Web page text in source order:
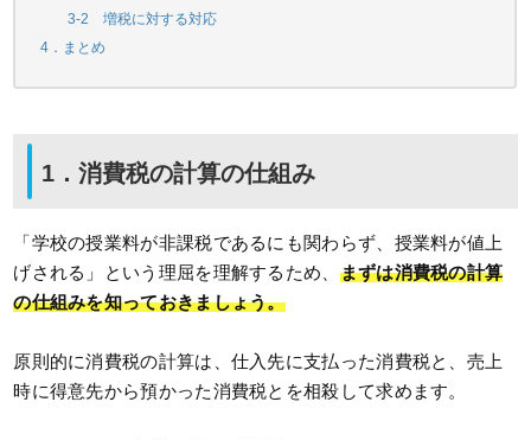
3-2 増税に対する対応
4．まとめ
1．消費税の計算の仕組み
「学校の授業料が非課税であるにも関わらず、授業料が値上
げされる」という理屈を理解するため、 まずは消費税の計算
の仕組みを知っておきましょう。
原則的に消費税の計算は、仕入先に支払った消費税と、売上
時に得意先から預かった消費税とを相殺して求めます。